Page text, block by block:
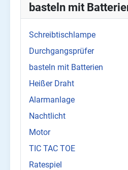
basteln mit
Schreibtischlampe
Durchgangsprüfer
basteln mit Batterien
Heißer Draht
Alarmanlage
Nachtlicht
Motor
TIC TAC TOE
Ratespiel